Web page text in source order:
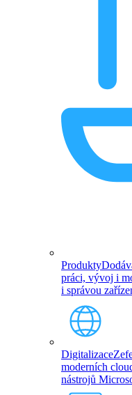
Produkty
práci, vývoj i
i správou
Digitalizace
moderních
nástrojů